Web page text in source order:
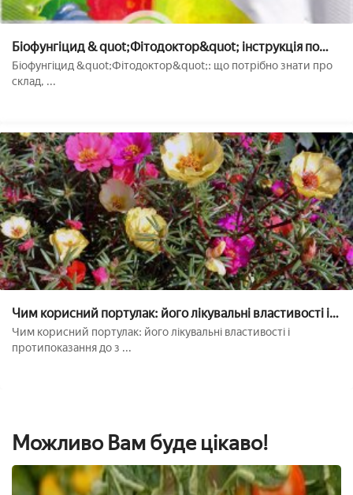
Біофунгіцид & quot;Фітодоктор&quot; інструкція по
застосуванню
Біофунгіцид &quot;Фітодоктор&quot;: що потрібно знати про
склад, ...
Чим корисний портулак: його лікувальні властивості і
протипоказання до застосування
Чим корисний портулак: його лікувальні властивості і
протипоказання до з ...
Можливо Вам буде цікаво!